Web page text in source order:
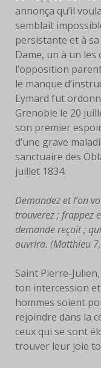
annonça qu’il
semblait
persistante et à
Dame, un à un
l’opposition
le manque
Eymard fut
Grenoble le 20
son premier
d’une grave
sanctuaire des
juillet 1834.
Demandez et l’on
trouverez ; frappez
demande reçoit ;
ouvrira. (Matthieu
Saint Pierre-
ton intercession
hommes soient
rejoindre dans la
ceux qui se sont
trouver leur joie